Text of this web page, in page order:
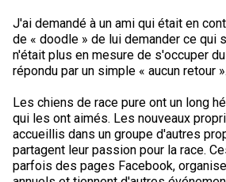
J'ai demandé à un ami qui était en
de « doodle » de lui demander ce qui
n'était plus en mesure de s'occuper
répondu par un simple « aucun retour ».
Les chiens de race pure ont un long
qui les ont aimés. Les nouveaux
accueillis dans un groupe d'autres
partagent leur passion pour la race.
parfois des pages Facebook,